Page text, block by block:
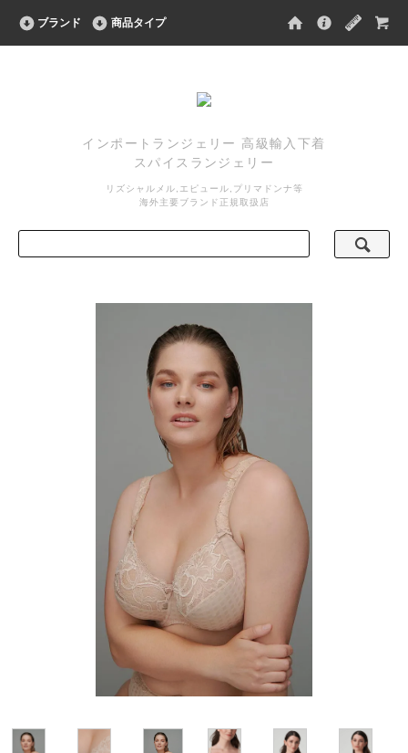
ブランド 商品タイプ
インポートランジェリー 高級輸入下着
スパイスランジェリー
リズシャルメル,エピュール,プリマドンナ等
海外主要ブランド正規取扱店